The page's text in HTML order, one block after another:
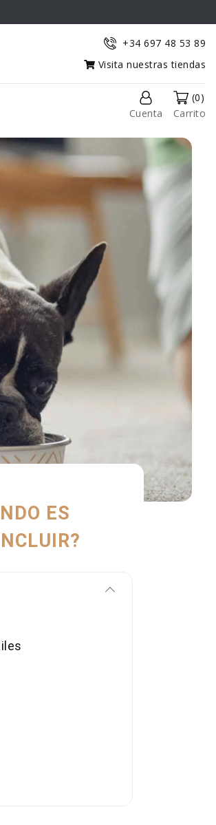
+34 697 48 53 89
Visita nuestras tiendas
Cuenta
(0)
Carrito
ES